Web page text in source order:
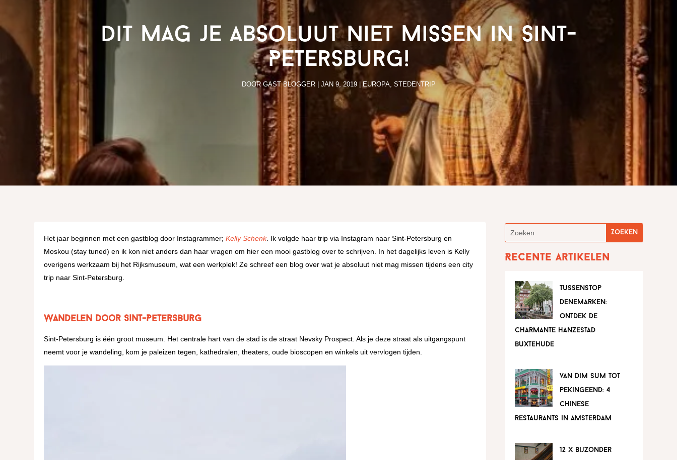
Dit mag je absoluut niet missen in Sint-
Petersburg!
DOOR GAST BLOGGER| JAN 9, 2019| EUROPA, STEDENTRIP
Het jaar beginnen met een gastblog door Instagrammer;Kelly Schenk. Ik volgde haar trip via Instagram naar Sint-Petersburg en
Moskou (stay tuned) en ik kon niet anders dan haar vragen om hier een mooi gastblog over te schrijven. In het dagelijks leven is Kelly
overigens werkzaam bij het Rijksmuseum, wat een werkplek! Ze schreef een blog over wat je absoluut niet mag missen tijdens een city
trip naar Sint-Petersburg.
Wandelen door Sint-Petersburg
Sint-Petersburg is één groot museum. Het centrale hart van de stad is de straat Nevsky Prospect. Als je deze straat als uitgangspunt
neemt voor je wandeling, kom je paleizen tegen, kathedralen, theaters, oude bioscopen en winkels uit vervlogen tijden.
Recente artikelen
tussenstop
denemarken:
ontdek de
charmante hanzestad
buxtehude
van dim sum tot
pekingeend: 4
chinese
restaurants in amsterdam
12 x bijzonder